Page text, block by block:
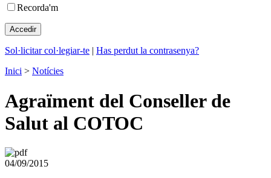
Recorda'm
Sol·licitar col·legiar-te | Has perdut la contrasenya?
Inici > Notícies
Agraïment del Conseller de
Salut al COTOC
04/09/2015